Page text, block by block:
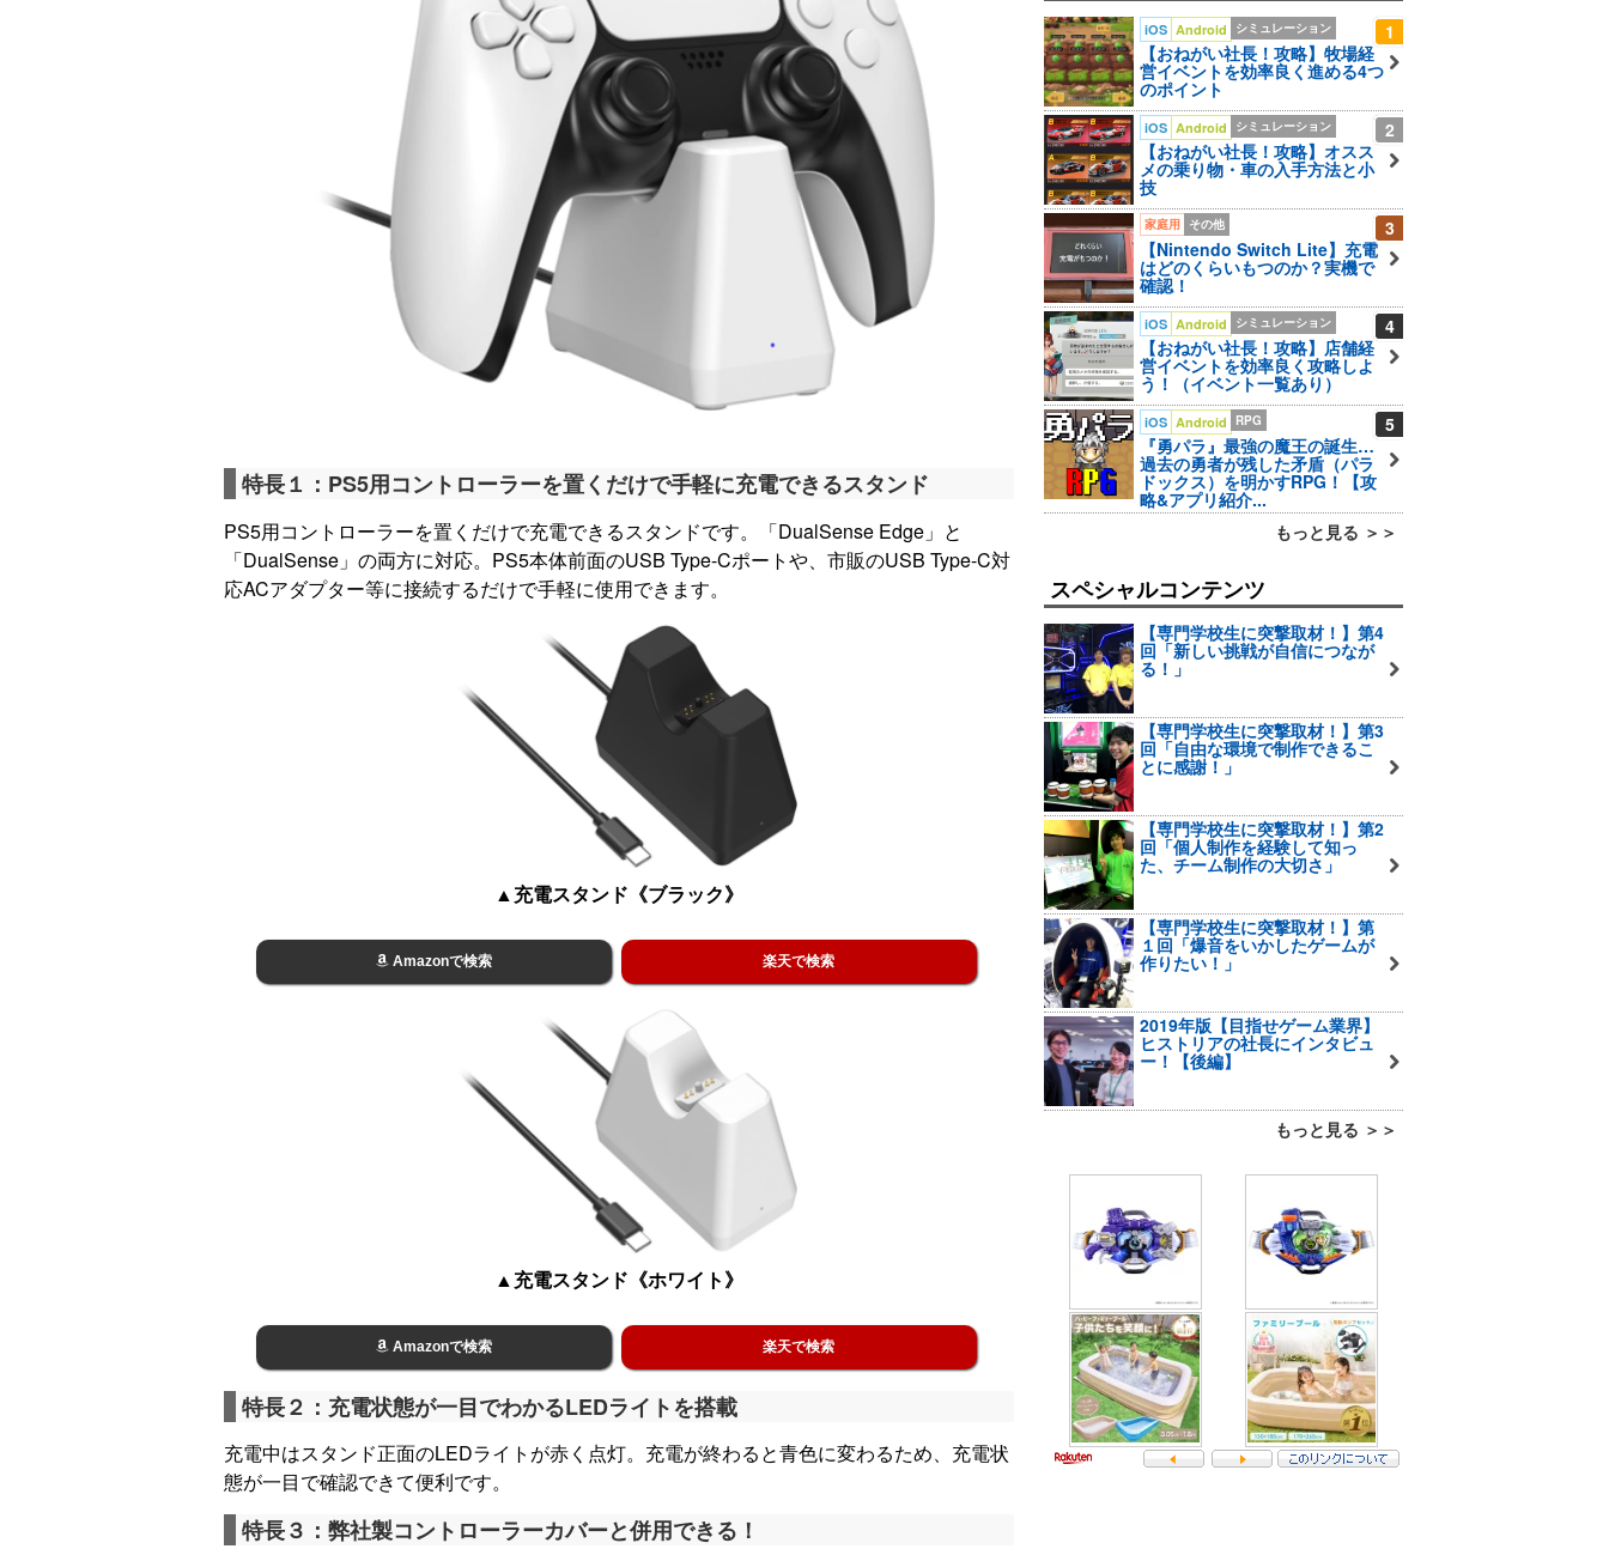
特長１：PS5用コントローラーを置くだけで手軽に充電できるスタンド
PS5用コントローラーを置くだけで充電できるスタンドです。「DualSense Edge」と
「DualSense」の両方に対応。PS5本体前面のUSB Type-Cポートや、市販のUSB Type-C対
応ACアダプター等に接続するだけで手軽に使用できます。
▲充電スタンド 《ブラック》
Amazonで検索 楽天で検索
▲充電スタンド 《ホワイト》
Amazonで検索 楽天で検索
特長２：充電状態が一目でわかるLEDライトを搭載
充電中はスタンド正面のLEDライトが赤く点灯。充電が終わると青色に変わるため、充電状
態が一目で確認できて便利です。
特長３：弊社製コントローラーカバーと併用できる！
1
iOS Android シミュレーション
【おねがい社長！攻略】牧場経
営イベントを効率良く進める4つ
のポイント
2
iOS Android シミュレーション
【おねがい社長！攻略】オスス
メの乗り物・車の入手方法と小
技
3
家庭用 その他
【Nintendo Switch Lite】充電
はどのくらいもつのか？実機で
確認！
4
iOS Android シミュレーション
【おねがい社長！攻略】店舗経
営イベントを効率良く攻略しよ
う！（イベント一覧あり）
5
iOS Android RPG
『勇パラ』最強の魔王の誕生…
過去の勇者が残した矛盾（パラ
ドックス）を明かすRPG！【攻
略&アプリ紹介...
もっと見る ＞＞
スペシャルコンテンツ
【専門学校生に突撃取材！】第4
回「新しい挑戦が自信につなが
る！」
【専門学校生に突撃取材！】第3
回「自由な環境で制作できるこ
とに感謝！」
【専門学校生に突撃取材！】第2
回「個人制作を経験して知っ
た、チーム制作の大切さ」
【専門学校生に突撃取材！】第
１回「爆音をいかしたゲームが
作りたい！」
2019年版【目指せゲーム業界】
ヒストリアの社長にインタビュ
ー！【後編】
もっと見る ＞＞